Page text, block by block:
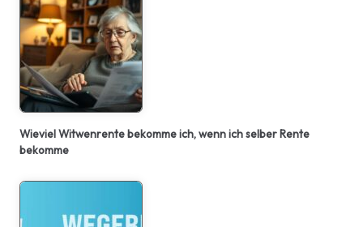
Wieviel Witwenrente bekomme ich, wenn ich selber Rente
bekomme